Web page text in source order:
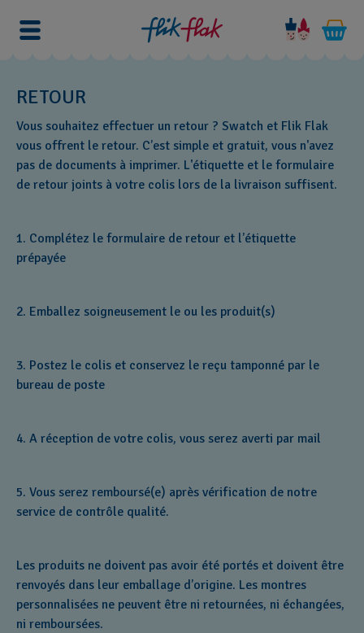
RETOUR
Vous souhaitez effectuer un retour ? Swatch et Flik Flak
vous offrent le retour. C’est simple et gratuit, vous n'avez
pas de documents à imprimer. L'étiquette et le formulaire
de retour joints à votre colis lors de la livraison suffisent.
1. Complétez le formulaire de retour et l’étiquette
prépayée
2. Emballez soigneusement le ou les produit(s)
3. Postez le colis et conservez le reçu tamponné par le
bureau de poste
4. A réception de votre colis, vous serez averti par mail
5. Vous serez remboursé(e) après vérification de notre
service de contrôle qualité.
Les produits ne doivent pas avoir été portés et doivent être
renvoyés dans leur emballage d’origine. Les montres
personnalisées ne peuvent être ni retournées, ni échangées,
ni remboursées.